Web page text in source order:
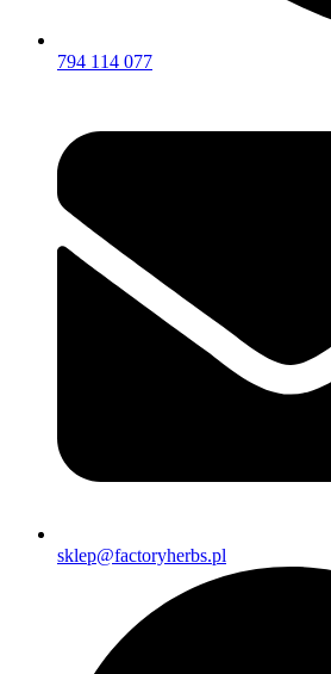
794 114 077
sklep@factoryherbs.pl